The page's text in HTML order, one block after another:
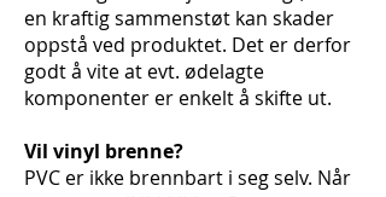
en kraftig sammenstøt kan skader
oppstå ved produktet. Det er derfor
godt å vite at evt. ødelagte
komponenter er enkelt å skifte ut.
Vil vinyl brenne?
PVC er ikke brennbart i seg selv. Når